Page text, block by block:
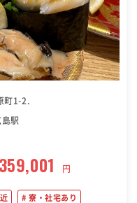
町1-2.
駅
359,001 円
寮・社宅あり